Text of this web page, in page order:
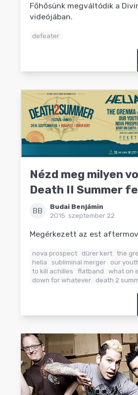
Főhősünk megváltódik a
videójában.
defeater
Nézd meg milyen
Death II Summer
BB
Budai Benjámin
2015. szeptember 22.
Megérkezett az est
nova prospect dürer kert the
helia
subliminal merger our
to kill achilles
flatband
what on
down for whatever
death 2